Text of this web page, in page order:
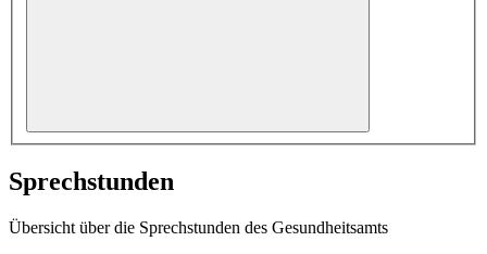
Sprechstunden
Übersicht über die Sprechstunden des Gesundheitsamts